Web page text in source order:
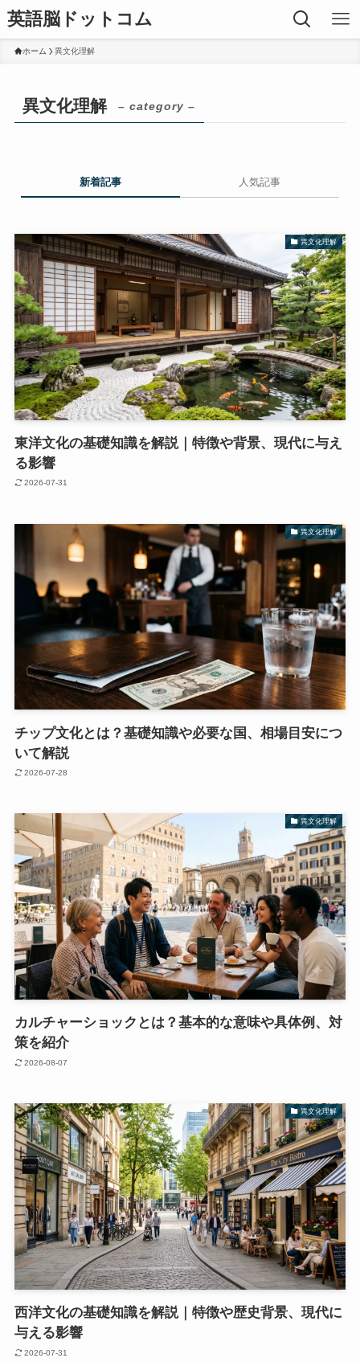
英語脳ドットコム
ホーム 異文化理解
異文化理解 – category –
新着記事 人気記事
異文化理解
東洋文化の基礎知識を解説｜特徴や背景、現代に与え
る影響
2026-07-31
異文化理解
チップ文化とは？基礎知識や必要な国、相場目安につ
いて解説
2026-07-28
異文化理解
カルチャーショックとは？基本的な意味や具体例、対
策を紹介
2026-08-07
異文化理解
西洋文化の基礎知識を解説｜特徴や歴史背景、現代に
与える影響
2026-07-31